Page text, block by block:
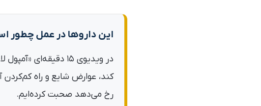
این داروها در عمل چطور
در ویدیوی ۱۵
کند، عوارض شایع و راه
رخ می‌دهد صحبت کرده‌ایم.